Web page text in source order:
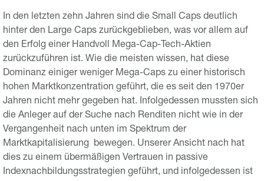
In den letzten zehn Jahren sind die Small Caps deutlich
hinter den Large Caps zurückgeblieben, was vor allem auf
den Erfolg einer Handvoll Mega-Cap-Tech-Aktien
zurückzuführen ist. Wie die meisten wissen, hat diese
Dominanz einiger weniger Mega-Caps zu einer historisch
hohen Marktkonzentration geführt, die es seit den 1970er
Jahren nicht mehr gegeben hat. Infolgedessen mussten sich
die Anleger auf der Suche nach Renditen nicht wie in der
Vergangenheit nach unten im Spektrum der
Marktkapitalisierung bewegen. Unserer Ansicht nach hat
dies zu einem übermäßigen Vertrauen in passive
Indexnachbildungsstrategien geführt, und infolgedessen ist